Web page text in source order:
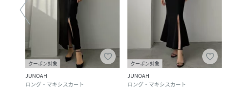
クーポン対象
JUNOAH
ロング・マキシスカート
クーポン対象
JUNOAH
ロング・マキシスカート